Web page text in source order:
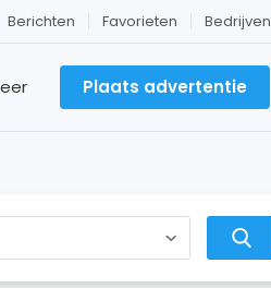
Bedrijven
Favorieten
Berichten
Plaats advertentie